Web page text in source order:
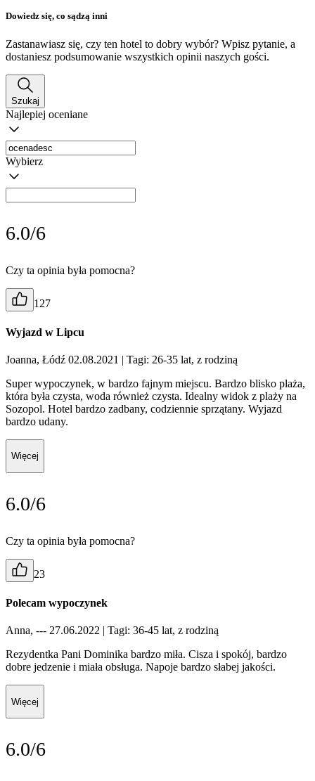
Dowiedz się, co sądzą inni
Zastanawiasz się, czy ten hotel to dobry wybór? Wpisz pytanie, a
dostaniesz podsumowanie wszystkich opinii naszych gości.
Szukaj
Najlepiej oceniane
Wybierz
6.0/6
Czy ta opinia była pomocna?
127
Wyjazd w Lipcu
Joanna, Łódź 02.08.2021 | Tagi: 26-35 lat, z rodziną
Super wypoczynek, w bardzo fajnym miejscu. Bardzo blisko plaża,
która była czysta, woda również czysta. Idealny widok z plaży na
Sozopol. Hotel bardzo zadbany, codziennie sprzątany. Wyjazd
bardzo udany.
Więcej
6.0/6
Czy ta opinia była pomocna?
23
Polecam wypoczynek
Anna, --- 27.06.2022 | Tagi: 36-45 lat, z rodziną
Rezydentka Pani Dominika bardzo miła. Cisza i spokój, bardzo
dobre jedzenie i miała obsługa. Napoje bardzo słabej jakości.
Więcej
6.0/6